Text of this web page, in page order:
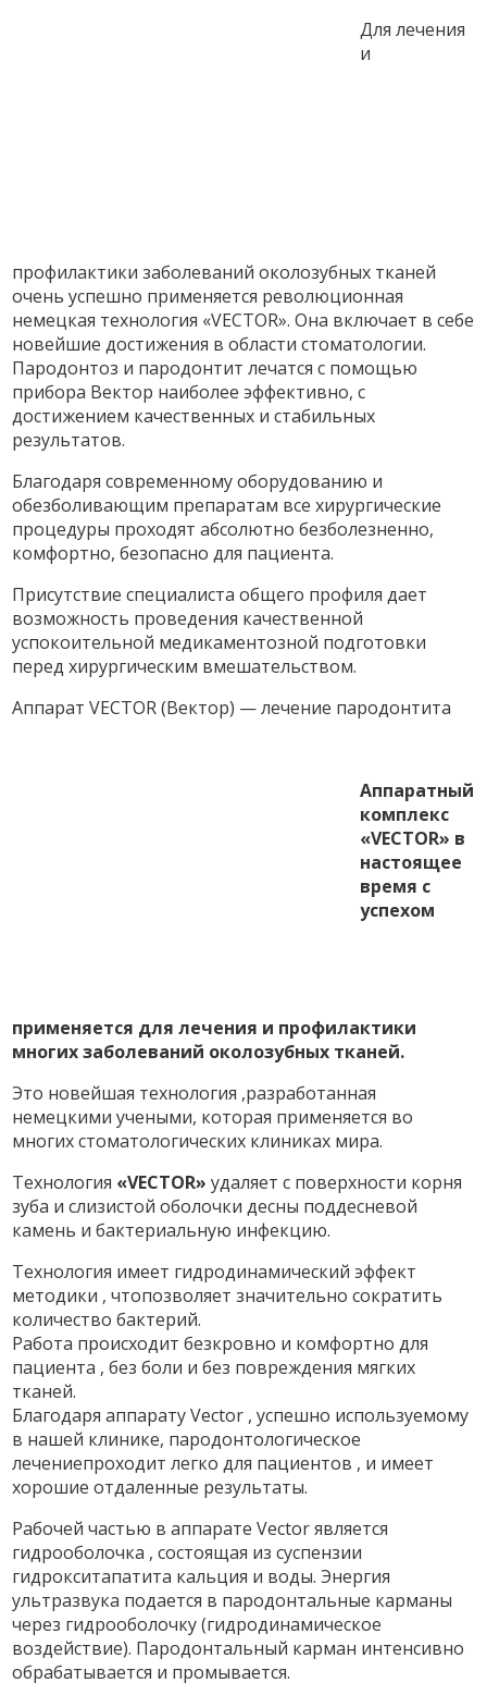
Для лечения
и
профилактики заболеваний околозубных тканей
очень успешно применяется революционная
немецкая технология «VECTOR». Она включает в себе
новейшие достижения в области стоматологии.
Пародонтоз и пародонтит лечатся с помощью
прибора Вектор наиболее эффективно, с
достижением качественных и стабильных
результатов.
Благодаря современному оборудованию и
обезболивающим препаратам все хирургические
процедуры проходят абсолютно безболезненно,
комфортно, безопасно для пациента.
Присутствие специалиста общего профиля дает
возможность проведения кaчественной
успокоительной медикаментозной подготовки
перед хирургическим вмешательством.
Аппарат VECTOR (Вектор) — лечение пародонтита
Аппаратный
комплекс
«VECTOR» в
настоящее
время с
успехом
применяется для лечения и профилактики
многих заболеваний околозубных тканей.
Это новейшая технология ,разработанная
немецкими учеными, которая применяется во
многих стоматологических клиниках мира.
Технология «VECTOR» удаляет с поверхности корня
зуба и слизистой оболочки десны поддесневой
камень и бактериальную инфекцию.
Технология имеет гидродинамический эффект
методики , чтопозволяет значительно сократить
количество бактерий.
Работа происходит безкровно и комфортно для
пациента , без боли и без повреждения мягких
тканей.
Благодаря аппарату Vector , успешно используемому
в нашей клинике, пародонтологическое
лечениепроходит легко для пациентов , и имеет
хорошие отдаленные результаты.
Рабочей частью в аппарате Vector является
гидрооболочка , состоящая из суспензии
гидрокситапатита кальция и воды. Энергия
ультразвука подается в пародонтальные карманы
через гидрооболочку (гидродинамическое
воздействие). Пародонтальный карман интенсивно
обрабатывается и промывается.